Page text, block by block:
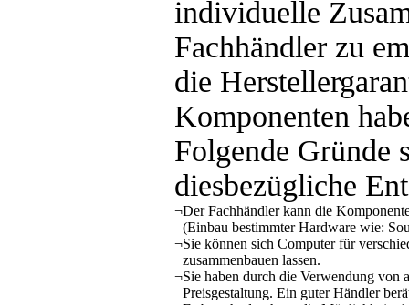
individuelle
Fachhändler zu
die
Komponenten
Folgende Gründe
diesbezügliche
¬Der Fachhändler kann die
(Einbau bestimmter Hardware wie:
¬Sie können sich Computer für
zusammenbauen lassen.
¬Sie haben durch die Verwendung von
Preisgestaltung. Ein guter Händler